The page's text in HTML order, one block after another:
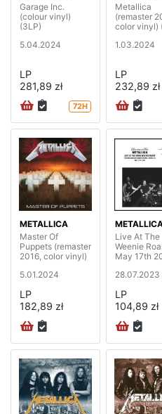
Garage Inc.
(colour vinyl)
(3LP)
5.04.2024
LP
281,89 zł
72H
Metallica
(remaster
color vinyl)
1.03.2024
LP
232,89 zł
METALLICA
Master Of
Puppets (remaster
2016, color vinyl)
5.01.2024
LP
182,89 zł
Live At The
Weenie
May 17th
28.07.2023
LP
104,89 zł